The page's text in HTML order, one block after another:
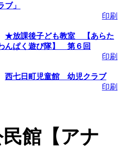
こびる塾
期間：～
る号乗車体
」
ブ」
印刷
★放課後子ども教室 【あらた
んぱく遊び隊】 第６回
印刷
西七日町児童館 幼児クラブ
印刷
館【アナ